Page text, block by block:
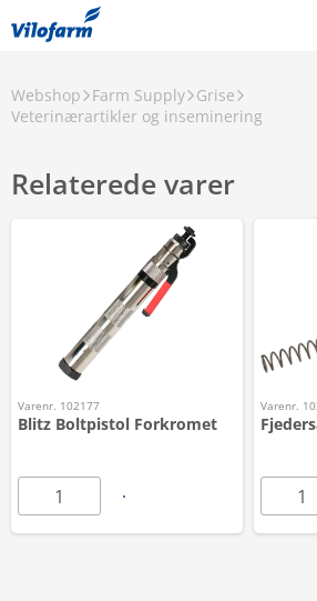
Webshop Farm Supply Grise
Veterinærartikler og inseminering
Relaterede varer
Varenr. 102177
Blitz Boltpistol Forkromet
Varenr.